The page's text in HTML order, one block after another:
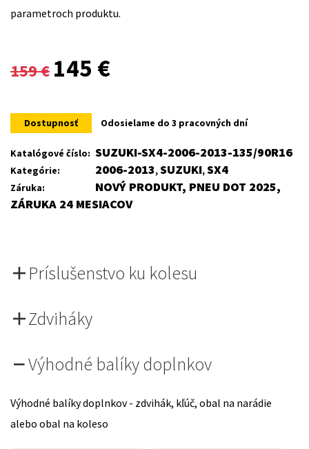
parametroch produktu.
159€
Original
was:
159 €.
145 €
is:
145 €.
Dostupnosť Odosielame do 3 pracovných dní
Katalógové číslo: SUZUKI-SX4-2006-2013-135/90R16
Kategórie: 2006-2013,SUZUKI,SX4
Záruka:
NOVÝ PRODUKT, PNEU DOT 2025,
ZÁRUKA 24 MESIACOV
Príslušenstvo ku kolesu
Zdviháky
Výhodné balíky doplnkov
Výhodné balíky doplnkov - zdvihák, kľúč, obal na narádie
alebo obal na koleso